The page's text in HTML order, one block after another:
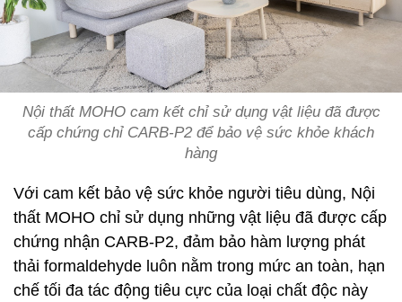
Nội thất MOHO cam kết chỉ sử dụng vật liệu đã được
cấp chứng chỉ CARB-P2 để bảo vệ sức khỏe khách
hàng
Với cam kết bảo vệ sức khỏe người tiêu dùng, Nội
thất MOHO chỉ sử dụng những vật liệu đã được cấp
chứng nhận CARB-P2, đảm bảo hàm lượng phát
thải formaldehyde luôn nằm trong mức an toàn, hạn
chế tối đa tác động tiêu cực của loại chất độc này